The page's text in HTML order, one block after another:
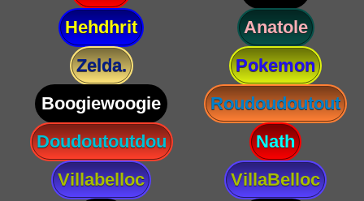
Hehdhrit
Anatole
Zelda.
Pokemon
Boogiewoogie
Roudoudoutout
Doudoutoutdou
Nath
Villabelloc
VillaBelloc